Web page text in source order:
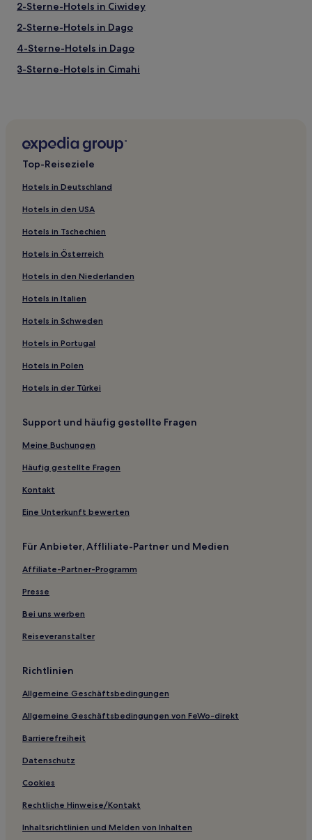
2-Sterne-Hotels in Ciwidey
2-Sterne-Hotels in Dago
4-Sterne-Hotels in Dago
3-Sterne-Hotels in Cimahi
Hotels mit Pool in Ciumbuleuit
Günstige in Isola
Familien in Pasteur
Luxus in West-Java
Hotels mit Pool in Ciater
Günstige in Lembang
Familien in Bandung
Haustierfreundliche in Bandung
Günstige in Braga
Hotels mit Fitnessbereich in Braga
Hotels mit Pool in Dago
Luxus in Dago
Hotels mit Wellnessbereich in Dago
Familien in Dago
Hotels mit Küchenzeile in Dago
Günstige in Dago
Hotels mit Fitnessbereich in Dago
Hotels mit Parkplatz in Babakan Ciamis
Günstige in Pangandaran
Hotels mit Pool in Pangandaran
Günstige in Tasikmalaya
Hostels in Bandung
B&B in Bandung
Gasthäuser in Dago
Ferienwohnungen in Cipaganti
Jatinangor: Hotels
Tutugan Hotels
Hotels nahe Kathedrale St. Peter
Sukajadi: Hotels
Hotels nahe Karang Setra
Top-Reiseziele
Hotels in Deutschland
Hotels in den USA
Hotels in Tschechien
Hotels in Österreich
Hotels in den Niederlanden
Hotels in Italien
Hotels in Schweden
Hotels in Portugal
Hotels in Polen
Hotels in der Türkei
Support und häufig gestellte Fragen
Meine Buchungen
Häufig gestellte Fragen
Kontakt
Eine Unterkunft bewerten
Für Anbieter, Affliliate-Partner und Medien
Affiliate-Partner-Programm
Presse
Bei uns werben
Reiseveranstalter
Richtlinien
Allgemeine Geschäftsbedingungen
Allgemeine Geschäftsbedingungen von FeWo-direkt
Barrierefreiheit
Datenschutz
Cookies
Rechtliche Hinweise/Kontakt
Inhaltsrichtlinien und Melden von Inhalten